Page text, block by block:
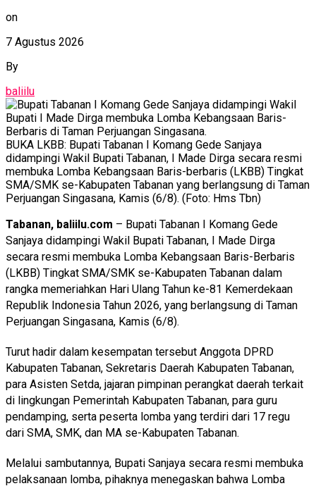
on
7 Agustus 2026
By
baliilu
BUKA LKBB: Bupati Tabanan I Komang Gede Sanjaya
didampingi Wakil Bupati Tabanan, I Made Dirga secara resmi
membuka Lomba Kebangsaan Baris-berbaris (LKBB) Tingkat
SMA/SMK se-Kabupaten Tabanan yang berlangsung di Taman
Perjuangan Singasana, Kamis (6/8). (Foto: Hms Tbn)
Tabanan, baliilu.com – Bupati Tabanan I Komang Gede
Sanjaya didampingi Wakil Bupati Tabanan, I Made Dirga
secara resmi membuka Lomba Kebangsaan Baris-Berbaris
(LKBB) Tingkat SMA/SMK se-Kabupaten Tabanan dalam
rangka memeriahkan Hari Ulang Tahun ke-81 Kemerdekaan
Republik Indonesia Tahun 2026, yang berlangsung di Taman
Perjuangan Singasana, Kamis (6/8).
Turut hadir dalam kesempatan tersebut Anggota DPRD
Kabupaten Tabanan, Sekretaris Daerah Kabupaten Tabanan,
para Asisten Setda, jajaran pimpinan perangkat daerah terkait
di lingkungan Pemerintah Kabupaten Tabanan, para guru
pendamping, serta peserta lomba yang terdiri dari 17 regu
dari SMA, SMK, dan MA se-Kabupaten Tabanan.
Melalui sambutannya, Bupati Sanjaya secara resmi membuka
pelaksanaan lomba, pihaknya menegaskan bahwa Lomba